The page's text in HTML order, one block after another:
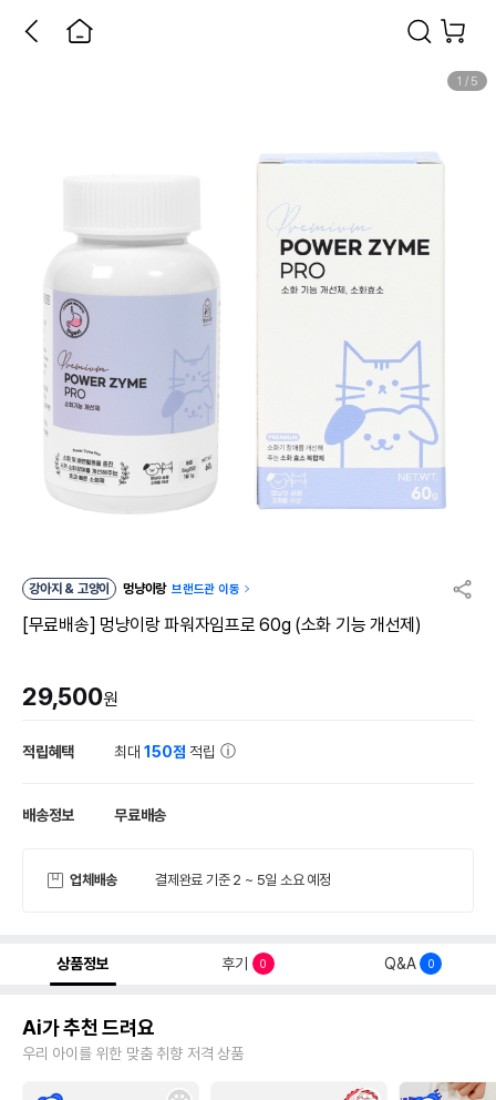
1 / 5
강아지 & 고양이 멍냥이랑 브랜드관 이동
[무료배송] 멍냥이랑 파워자임프로 60g (소화 기능 개선제)
29,500원
적립혜택 최대150점 적립
배송정보 무료배송
업체배송 결제완료 기준 2 ~ 5일 소요 예정
상품정보 후기 0 Q&A 0
Ai가 추천 드려요
우리 아이를 위한 맞춤 취향 저격 상품